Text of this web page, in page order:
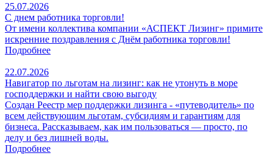
25.07.2026
С днем работника торговли!
От имени коллектива компании «АСПЕКТ Лизинг» примите
искренние поздравления с Днём работника торговли!
Подробнее
22.07.2026
Навигатор по льготам на лизинг: как не утонуть в море
господдержки и найти свою выгоду
Создан Реестр мер поддержки лизинга - «путеводитель» по
всем действующим льготам, субсидиям и гарантиям для
бизнеса. Рассказываем, как им пользоваться — просто, по
делу и без лишней воды.
Подробнее